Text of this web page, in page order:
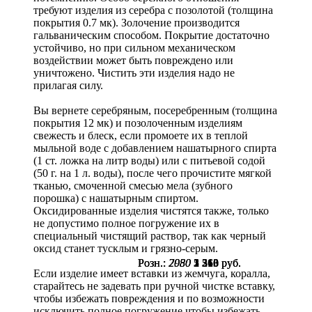
Розн.: 7080 5 310 руб.
Розн.: 2080 1 560 руб.
Розн.: 2950 2 213 руб.
требуют изделия из серебра с позолотой (толщина
покрытия 0.7 мк). Золочение производится
гальваническим способом. Покрытие достаточно
устойчиво, но при сильном механическом
воздействии может быть повреждено или
уничтожено. Чистить эти изделия надо не
прилагая силу.
Вы вернете серебряным, посеребренным (толщина
покрытия 12 мк) и позолоченным изделиям
свежесть и блеск, если промоете их в теплой
мыльной воде с добавлением нашатырного спирта
(1 ст. ложка на литр воды) или с питьевой содой
(50 г. на 1 л. воды), после чего прочистите мягкой
тканью, смоченной смесью мела (зубного
порошка) с нашатырным спиртом.
Оксидированные изделия чистятся также, только
не допустимо полное погружение их в
специальный чистящий раствор, так как черный
оксид станет тусклым и грязно-серым.
Если изделие имеет вставки из жемчуга, коралла,
старайтесь не задевать при ручной чистке вставку,
чтобы избежать повреждения и по возможности